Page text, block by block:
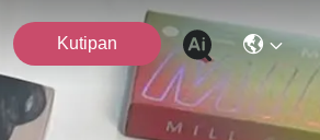
Kutipan